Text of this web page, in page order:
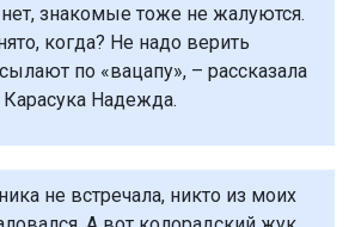
знакомые тоже не жалуются.
когда? Не надо верить
по «вацапу», – рассказала
Надежда.
не встречала, никто из моих